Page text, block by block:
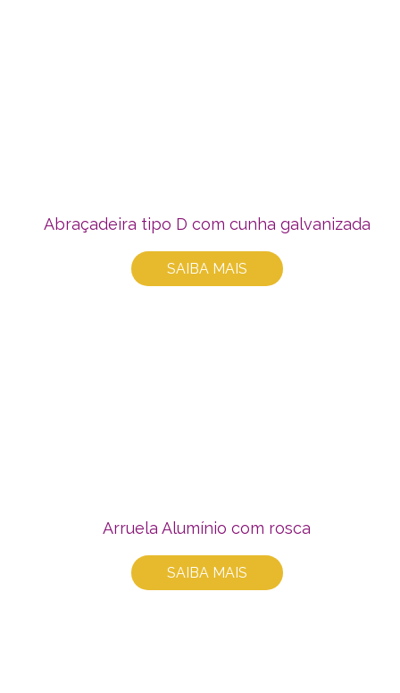
Abraçadeira tipo D com cunha galvanizada
SAIBA MAIS
Arruela Alumínio com rosca
SAIBA MAIS